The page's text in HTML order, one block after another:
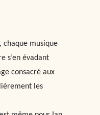
chaque musique
s’en évadant
consacré aux
les